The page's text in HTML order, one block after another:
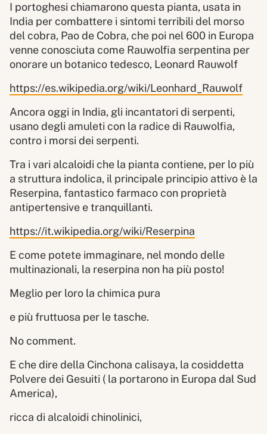
I portoghesi chiamarono questa pianta, usata in
India per combattere i sintomi terribili del morso
del cobra, Pao de Cobra, che poi nel 600 in Europa
venne conosciuta come Rauwolfia serpentina per
onorare un botanico tedesco, Leonard Rauwolf
https://es.wikipedia.org/wiki/Leonhard_Rauwolf
Ancora oggi in India, gli incantatori di serpenti,
usano degli amuleti con la radice di Rauwolfia,
contro i morsi dei serpenti.
Tra i vari alcaloidi che la pianta contiene, per lo più
a struttura indolica, il principale principio attivo è la
Reserpina, fantastico farmaco con proprietà
antipertensive e tranquillanti.
https://it.wikipedia.org/wiki/Reserpina
E come potete immaginare, nel mondo delle
multinazionali, la reserpina non ha più posto!
Meglio per loro la chimica pura
e più fruttuosa per le tasche.
No comment.
E che dire della Cinchona calisaya, la cosiddetta
Polvere dei Gesuiti ( la portarono in Europa dal Sud
America),
ricca di alcaloidi chinolinici,